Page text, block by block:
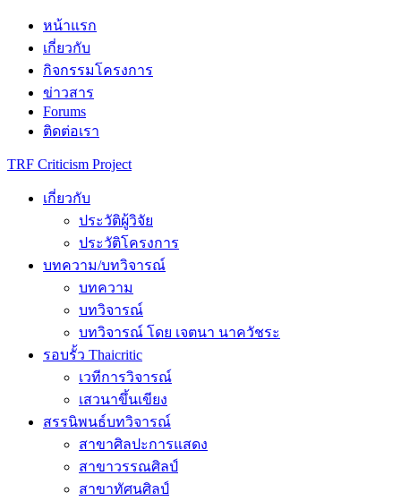
Skip
content
หน้าแรก
เกี่ยวกับ
กิจกรรมโครงการ
ข่าวสาร
Forums
ติดต่อเรา
TRF Criticism Project
เกี่ยวกับ
ประวัติผู้วิจัย
ประวัติโครงการ
บทความ/บทวิจารณ์
บทความ
บทวิจารณ์
บทวิจารณ์ โดย เจตนา นาควัชระ
รอบรั้ว Thaicritic
เวทีการวิจารณ์
เสวนาขึ้นเขียง
สรรนิพนธ์บทวิจารณ์
สาขาศิลปะการแสดง
สาขาวรรณศิลป์
สาขาทัศนศิลป์